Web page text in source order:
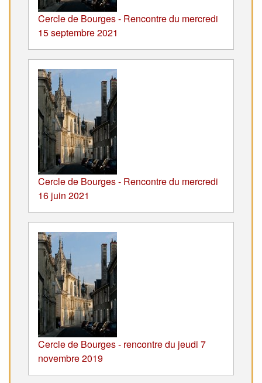
Cercle de Bourges - Rencontre du mercredi
15 septembre 2021
Cercle de Bourges - Rencontre du mercredi
16 juin 2021
Cercle de Bourges - rencontre du jeudi 7
novembre 2019